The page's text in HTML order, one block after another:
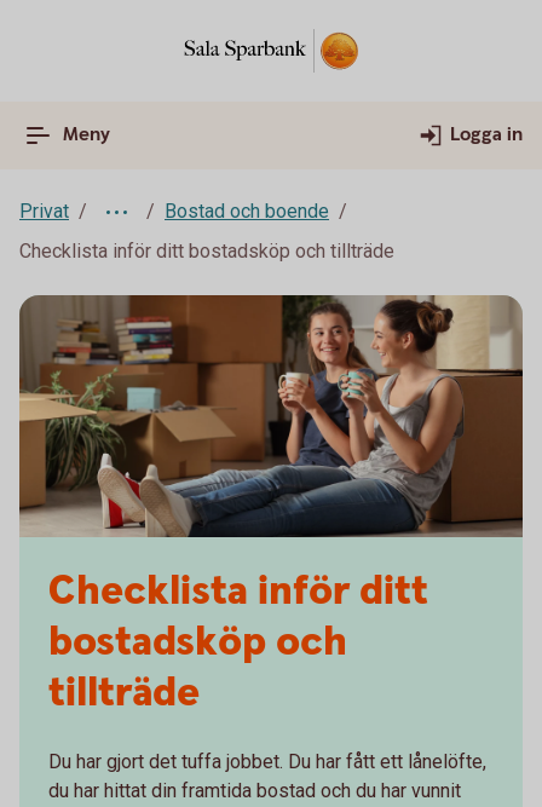
Meny Logga in
Privat
Bostad och boende
Checklista inför ditt bostadsköp och tillträde
Checklista inför ditt
bostadsköp och
tillträde
Du har gjort det tuffa jobbet. Du har fått ett lånelöfte,
du har hittat din framtida bostad och du har vunnit